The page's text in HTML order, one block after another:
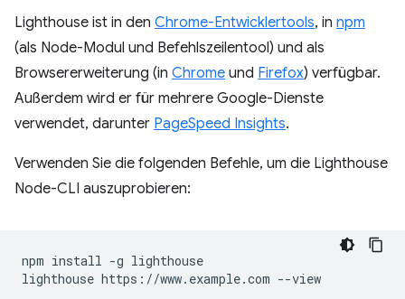
Lighthouse ist in den Chrome-Entwicklertools, in npm
(als Node-Modul und Befehlszeilentool) und als
Browsererweiterung (in Chrome und Firefox) verfügbar.
Außerdem wird er für mehrere Google-Dienste
verwendet, darunter PageSpeed Insights.
Verwenden Sie die folgenden Befehle, um die Lighthouse
Node-CLI auszuprobieren:
npm install -g lighthouse